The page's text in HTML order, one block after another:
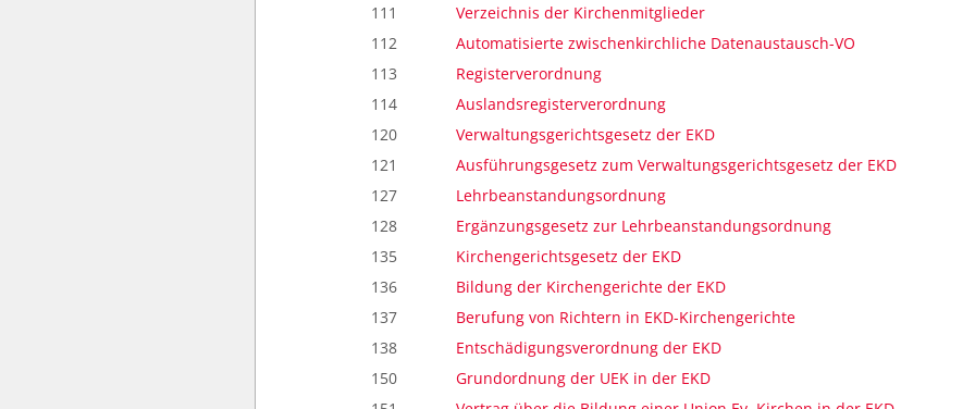
111
Verzeichnis der Kirchenmitglieder
112
Automatisierte zwischenkirchliche Datenaustausch-VO
113
Registerverordnung
114
Auslandsregisterverordnung
120
Verwaltungsgerichtsgesetz der EKD
121
Ausführungsgesetz zum Verwaltungsgerichtsgesetz der EKD
127
Lehrbeanstandungsordnung
128
Ergänzungsgesetz zur Lehrbeanstandungsordnung
135
Kirchengerichtsgesetz der EKD
136
Bildung der Kirchengerichte der EKD
137
Berufung von Richtern in EKD-Kirchengerichte
138
Entschädigungsverordnung der EKD
150
Grundordnung der UEK in der EKD